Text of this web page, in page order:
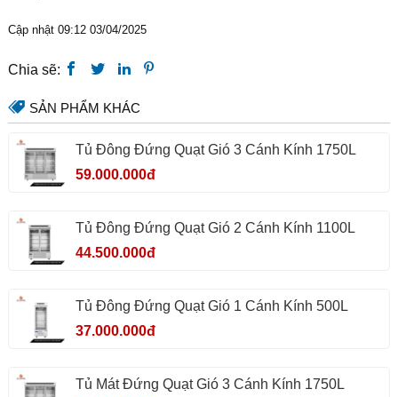
Cập nhật 09:12 03/04/2025
Chia sẽ:
SẢN PHẨM KHÁC
Tủ Đông Đứng Quạt Gió 3 Cánh Kính 1750L
59.000.000đ
Tủ Đông Đứng Quạt Gió 2 Cánh Kính 1100L
44.500.000đ
Tủ Đông Đứng Quạt Gió 1 Cánh Kính 500L
37.000.000đ
Tủ Mát Đứng Quạt Gió 3 Cánh Kính 1750L